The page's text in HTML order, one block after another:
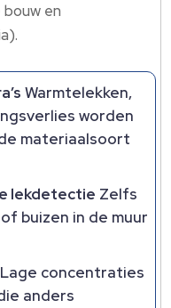
en
Warmtelekken,
worden
materiaalsoort
lekdetectie Zelfs
buizen in de muur
Lage concentraties
anders